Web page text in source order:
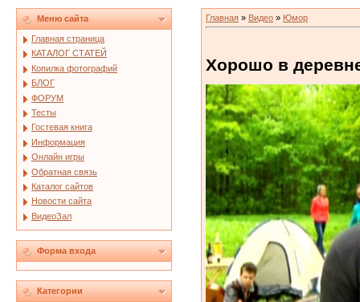
Меню сайта
Главная страница
КАТАЛОГ СТАТЕЙ
Копилка фотографий
БЛОГ
ФОРУМ
Тесты
Гостевая книга
Информация
Онлайн игры
Обратная связь
Каталог сайтов
Новости сайта
ВидеоЗал
Форма входа
Категории
Главная » Видео » Юмор
Хорошо в